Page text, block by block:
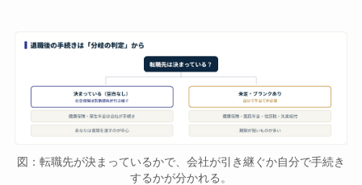
図：転職先が決まっているかで、会社が引き継ぐか自分で手続き
するかが分かれる。